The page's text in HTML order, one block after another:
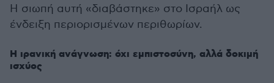
Η σιωπή αυτή «διαβάστηκε» στο Ισραήλ ως
ένδειξη περιορισμένων περιθωρίων.
Η ιρανική ανάγνωση: όχι εμπιστοσύνη, αλλά δοκιμή
ισχύος